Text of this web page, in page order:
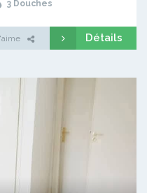
3 Douches
Détails